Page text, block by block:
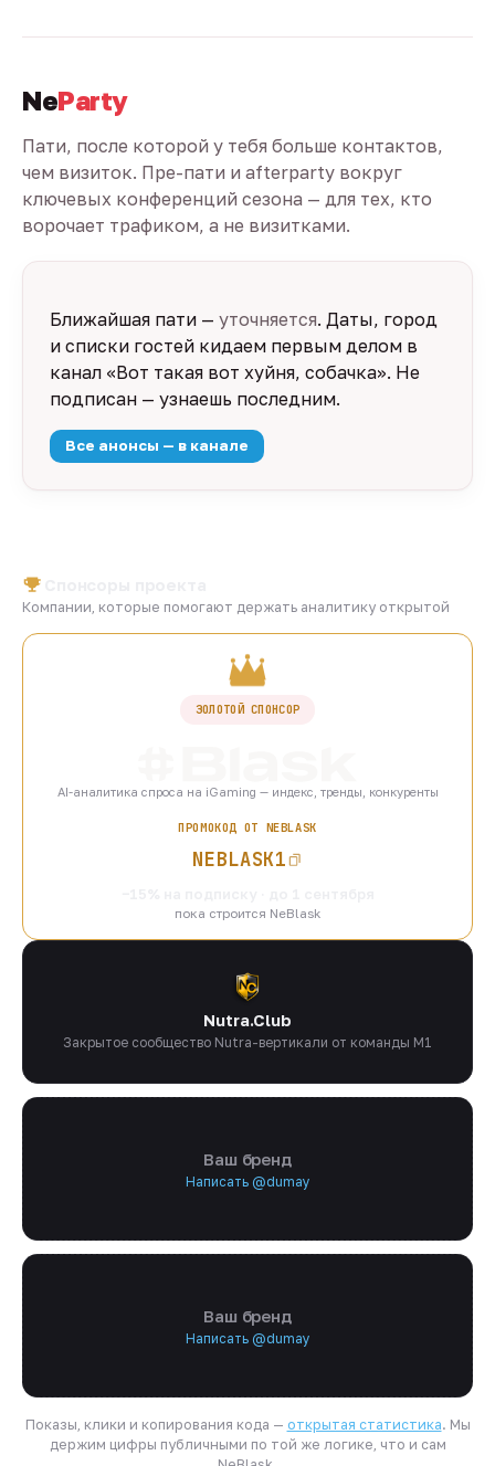
NeParty
Пати, после которой у тебя больше контактов,
чем визиток. Пре-пати и afterparty вокруг
ключевых конференций сезона — для тех, кто
ворочает трафиком, а не визитками.
Ближайшая пати — уточняется. Даты, город
и списки гостей кидаем первым делом в
канал «Вот такая вот хуйня, собачка». Не
подписан — узнаешь последним.
Все анонсы — в канале
Компании, которые помогают держать аналитику открытой
ЗОЛОТОЙ СПОНСОР
AI-аналитика спроса на iGaming — индекс, тренды, конкуренты
ПРОМОКОД ОТ NEBLASK
NEBLASK1
пока строится NeBlask
Nutra.Club
Закрытое сообщество Nutra-вертикали от команды M1
Ваш бренд
Написать @dumay
Ваш бренд
Написать @dumay
Показы, клики и копирования кода — открытая статистика. Мы
держим цифры публичными по той же логике, что и сам